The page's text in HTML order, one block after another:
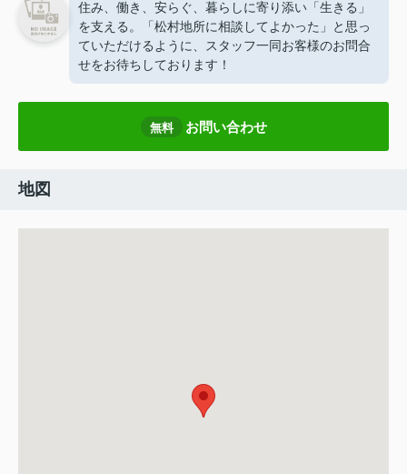
住み、働き、安らぐ、暮らしに寄り添い「生きる」
を支える。「松村地所に相談してよかった」と思っ
ていただけるように、スタッフ一同お客様のお問合
せをお待ちしております！
無料 お問い合わせ
地図